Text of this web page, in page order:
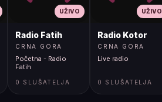
UŽIVO
Radio Fatih
CRNA GORA
Početna - Radio
Fatih
0 SLUŠATELJA
UŽIVO
Radio Kotor
CRNA GORA
Live radio
0 SLUŠATELJA